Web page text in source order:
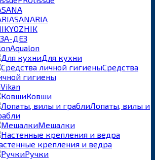
SANA
SANARIA
YOZHIK
А-ДЕЗ
Aqualon
Для кухни
Средства
гигиены
Vikan
Ковши
Лопаты, вилы и
Мешалки
крепления и ведра
Ручки